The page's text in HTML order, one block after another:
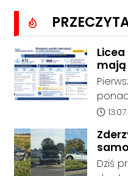
elektronicznie.
funkcjonariusz może
od 5311 do 6530 zł
od wieku, etapu
miejsca służby.
mają
coraz
Data
Dziś